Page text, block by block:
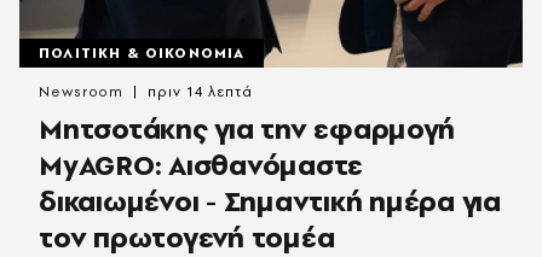
ΠΟΛΙΤΙΚΗ & ΟΙΚΟΝΟΜΙΑ
Μητσοτάκης για την εφαρμογή
MyAGRO: Αισθανόμαστε
δικαιωμένοι - Σημαντική ημέρα για
τον πρωτογενή τομέα
Newsroom πριν 14 λεπτά